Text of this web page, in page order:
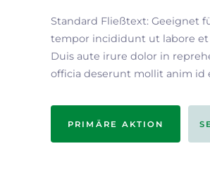
Standard Fließtext: Geeignet
tempor incididunt ut labore et
Duis aute irure dolor in
officia deserunt mollit anim id
PRIMÄRE AKTION